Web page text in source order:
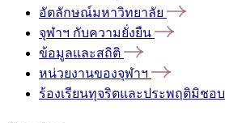
อัตลักษณ์มหาวิทยาลัย
จุฬาฯ กับความยั่งยืน
ข้อมูลและสถิติ
หน่วยงานของจุฬาฯ
ร้องเรียนทุจริตและประพฤติมิชอบ